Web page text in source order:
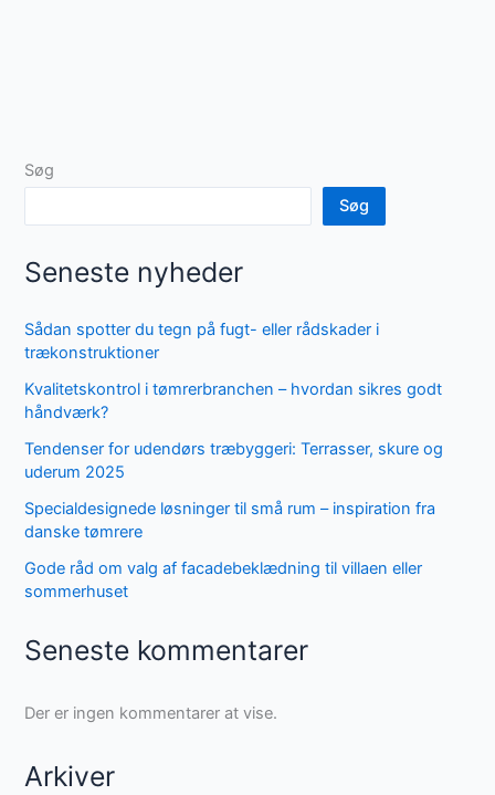
Søg
Søg
Seneste nyheder
Sådan spotter du tegn på fugt- eller rådskader i
trækonstruktioner
Kvalitetskontrol i tømrerbranchen – hvordan sikres godt
håndværk?
Tendenser for udendørs træbyggeri: Terrasser, skure og
uderum 2025
Specialdesignede løsninger til små rum – inspiration fra
danske tømrere
Gode råd om valg af facadebeklædning til villaen eller
sommerhuset
Seneste kommentarer
Der er ingen kommentarer at vise.
Arkiver